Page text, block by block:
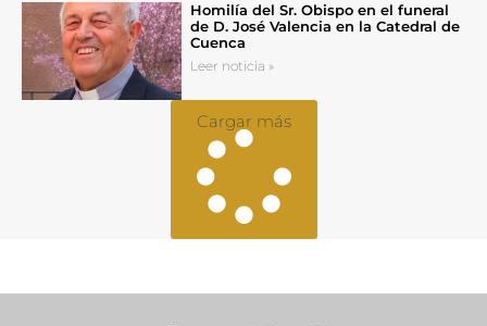
Homilía del Sr. Obispo en el funeral
de D. José Valencia en la Catedral de
Cuenca
Leer noticia »
Cargar más